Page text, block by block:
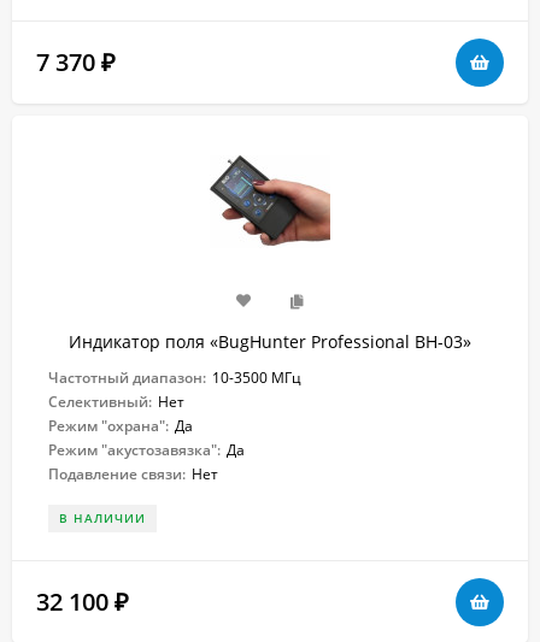
7 370 ₽
Индикатор поля «BugHunter Professional BH-03»
Частотный диапазон: 10-3500 МГц
Селективный: Нет
Режим "охрана": Да
Режим "акустозавязка": Да
Подавление связи: Нет
В НАЛИЧИИ
32 100 ₽